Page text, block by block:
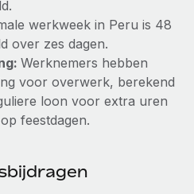
Management Plus
om alle soorten bedrijven
beheren en...
in 19 landen
werkweek in Peru is 48
over zes dagen.
Werknemers hebben
voor overwerk, berekend
loon voor extra uren
feestdagen.